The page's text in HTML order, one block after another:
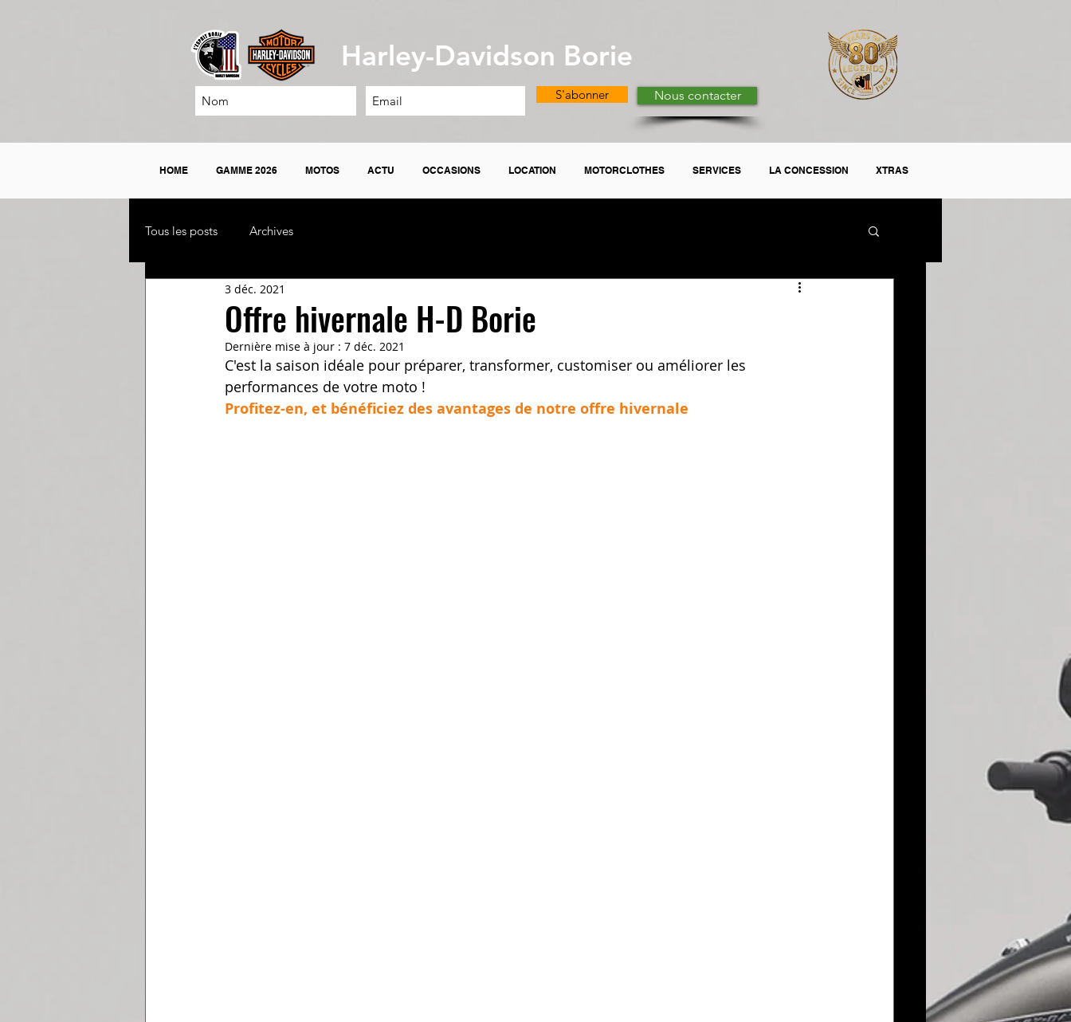
Harley-Davidson Borie
Nous contacter
S'abonner
HOME GAMME 2026 MOTOS ACTU OCCASIONS LOCATION MOTORCLOTHES SERVICES LA CONCESSION XTRAS
Tous les posts Archives
Offre hivernale H-D Borie
3 déc. 2021
Dernière mise à jour : 7 déc. 2021
C'est la saison idéale pour préparer, transformer, customiser ou améliorer les
performances de votre moto !
Profitez-en, et bénéficiez des avantages de notre offre hivernale